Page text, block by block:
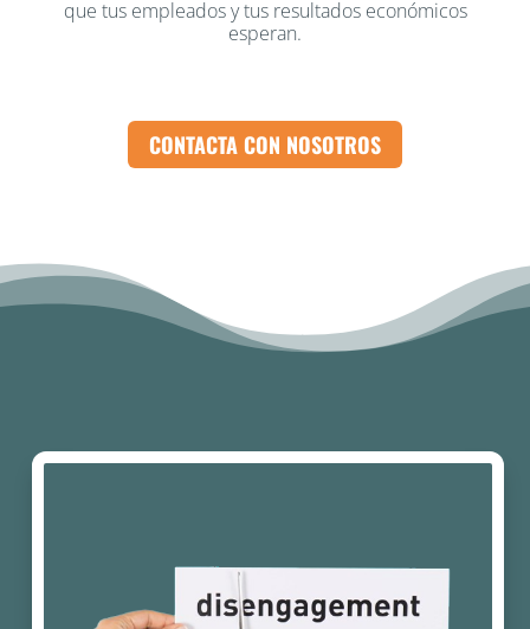
que tus empleados y tus resultados económicos
esperan.
CONTACTA CON NOSOTROS